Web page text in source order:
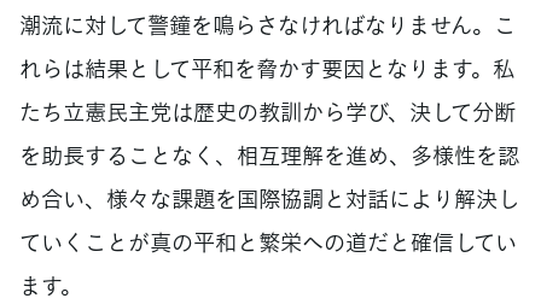
潮流に対して警鐘を鳴らさなければなりません。こ
れらは結果として平和を脅かす要因となります。私
たち立憲民主党は歴史の教訓から学び、決して分断
を助長することなく、相互理解を進め、多様性を認
め合い、様々な課題を国際協調と対話により解決し
ていくことが真の平和と繁栄への道だと確信してい
ます。